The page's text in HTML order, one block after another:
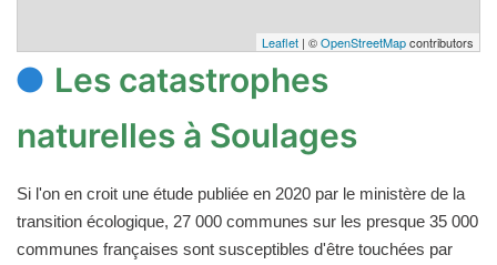
Leaflet | ©OpenStreetMapcontributors
Les catastrophes
naturelles à Soulages
Si l'on en croit une étude publiée en 2020 par le ministère de la
transition écologique, 27 000 communes sur les presque 35 000
communes françaises sont susceptibles d'être touchées par